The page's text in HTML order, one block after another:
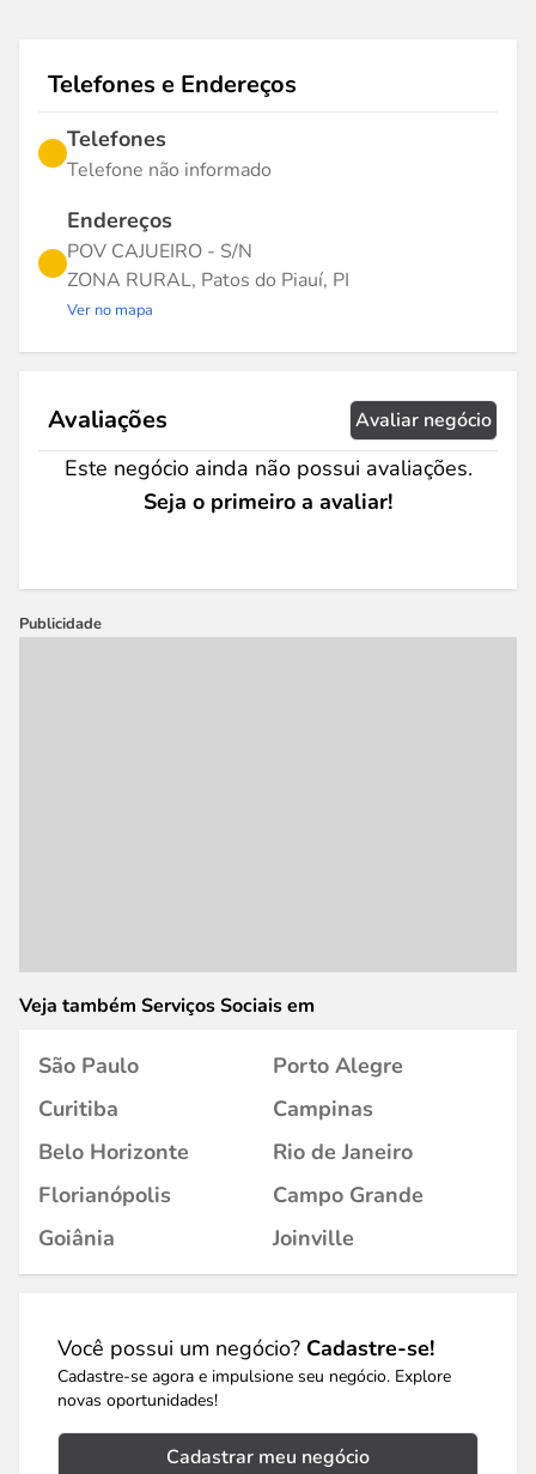
Telefones e Endereços
Telefones
Telefone não informado
Endereços
POV CAJUEIRO - S/N
ZONA RURAL, Patos do Piauí, PI
Ver no mapa
Avaliações Avaliar negócio
Este negócio ainda não possui avaliações.
Seja o primeiro a avaliar!
Publicidade
Veja também Serviços Sociais em
São Paulo
Porto Alegre
Curitiba
Campinas
Belo Horizonte
Rio de Janeiro
Florianópolis
Campo Grande
Goiânia
Joinville
Você possui um negócio? Cadastre-se!
Cadastre-se agora e impulsione seu negócio. Explore
novas oportunidades!
Cadastrar meu negócio